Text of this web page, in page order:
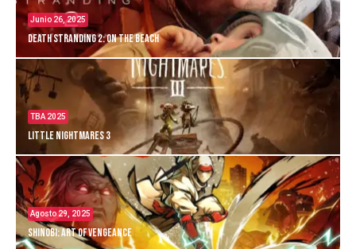
Junio 26, 2025
Death Stranding 2: On the Beach
TBA 2025
Little Nightmares 3
Agosto 29, 2025
Shinobi: Art of Vengeance